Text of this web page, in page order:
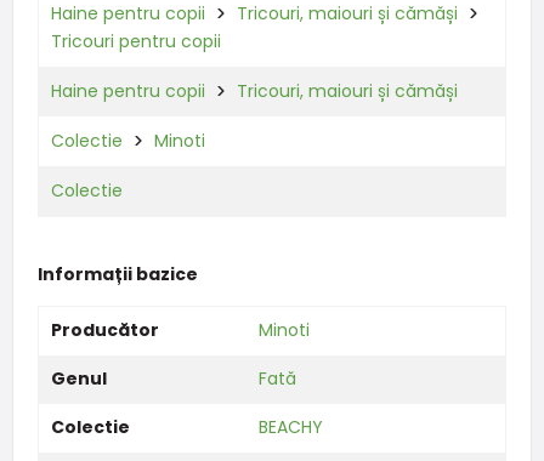
Haine pentru copii
Tricouri, maiouri și cămăși
Tricouri pentru copii
Haine pentru copii Tricouri, maiouri și cămăși
Colectie Minoti
Colectie
Informații bazice
Producător
Minoti
Genul
Fată
Colectie
BEACHY